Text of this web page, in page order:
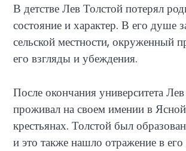
В детстве Лев Толстой потерял
состояние и характер. В его душе
сельской местности, окруженный
его взгляды и убеждения.
После окончания университета
проживал на своем имении в
крестьянах. Толстой был
и это также нашло отражение в